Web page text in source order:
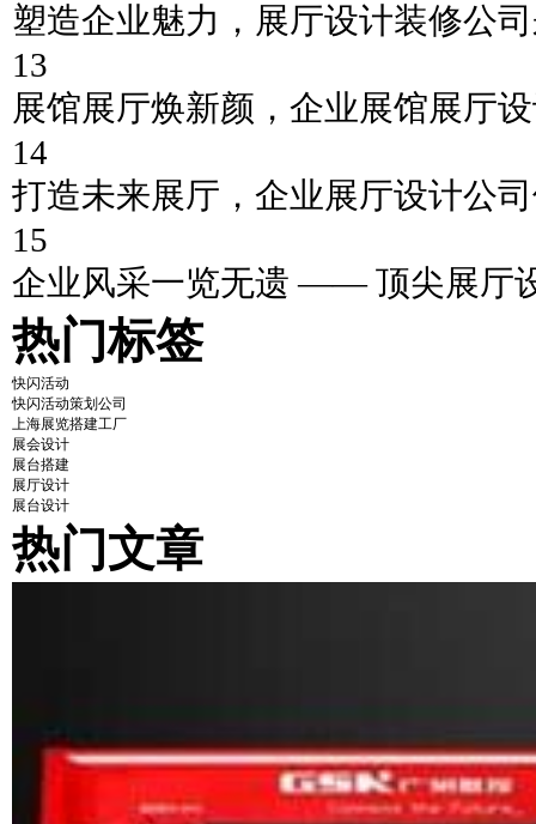
塑造企业魅力，展厅设计装修公
13
展馆展厅焕新颜，企业展馆展厅
14
打造未来展厅，企业展厅设计公
15
企业风采一览无遗 —— 顶尖展厅
热门标签
快闪活动
快闪活动策划公司
上海展览搭建工厂
展会设计
展台搭建
展厅设计
展台设计
热门文章